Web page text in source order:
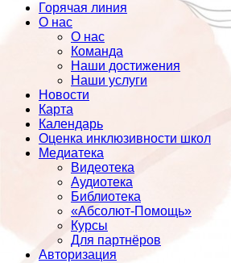
Горячая линия
О нас
О нас
Команда
Наши достижения
Наши услуги
Новости
Карта
Календарь
Оценка инклюзивности школ
Медиатека
Видеотека
Аудиотека
Библиотека
«Абсолют-Помощь»
Курсы
Для партнёров
Авторизация